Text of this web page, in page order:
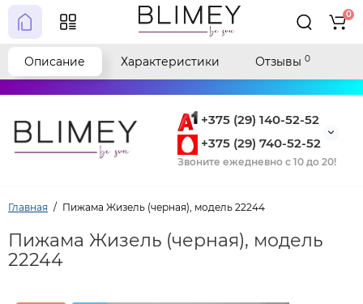
+375 (29) 140-52-52
+375 (29) 740-52-52
Звоните ежедневно с 10 до 20!
0
Главная Пижама Жизель (черная), модель 22244
Пижама Жизель (черная), модель
22244
Описание Характеристики Отзывы 0